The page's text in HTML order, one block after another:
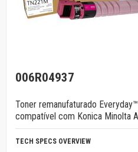
006R04937
Toner remanufaturado
compatível com Konica Minolta
TECH SPECS OVERVIEW